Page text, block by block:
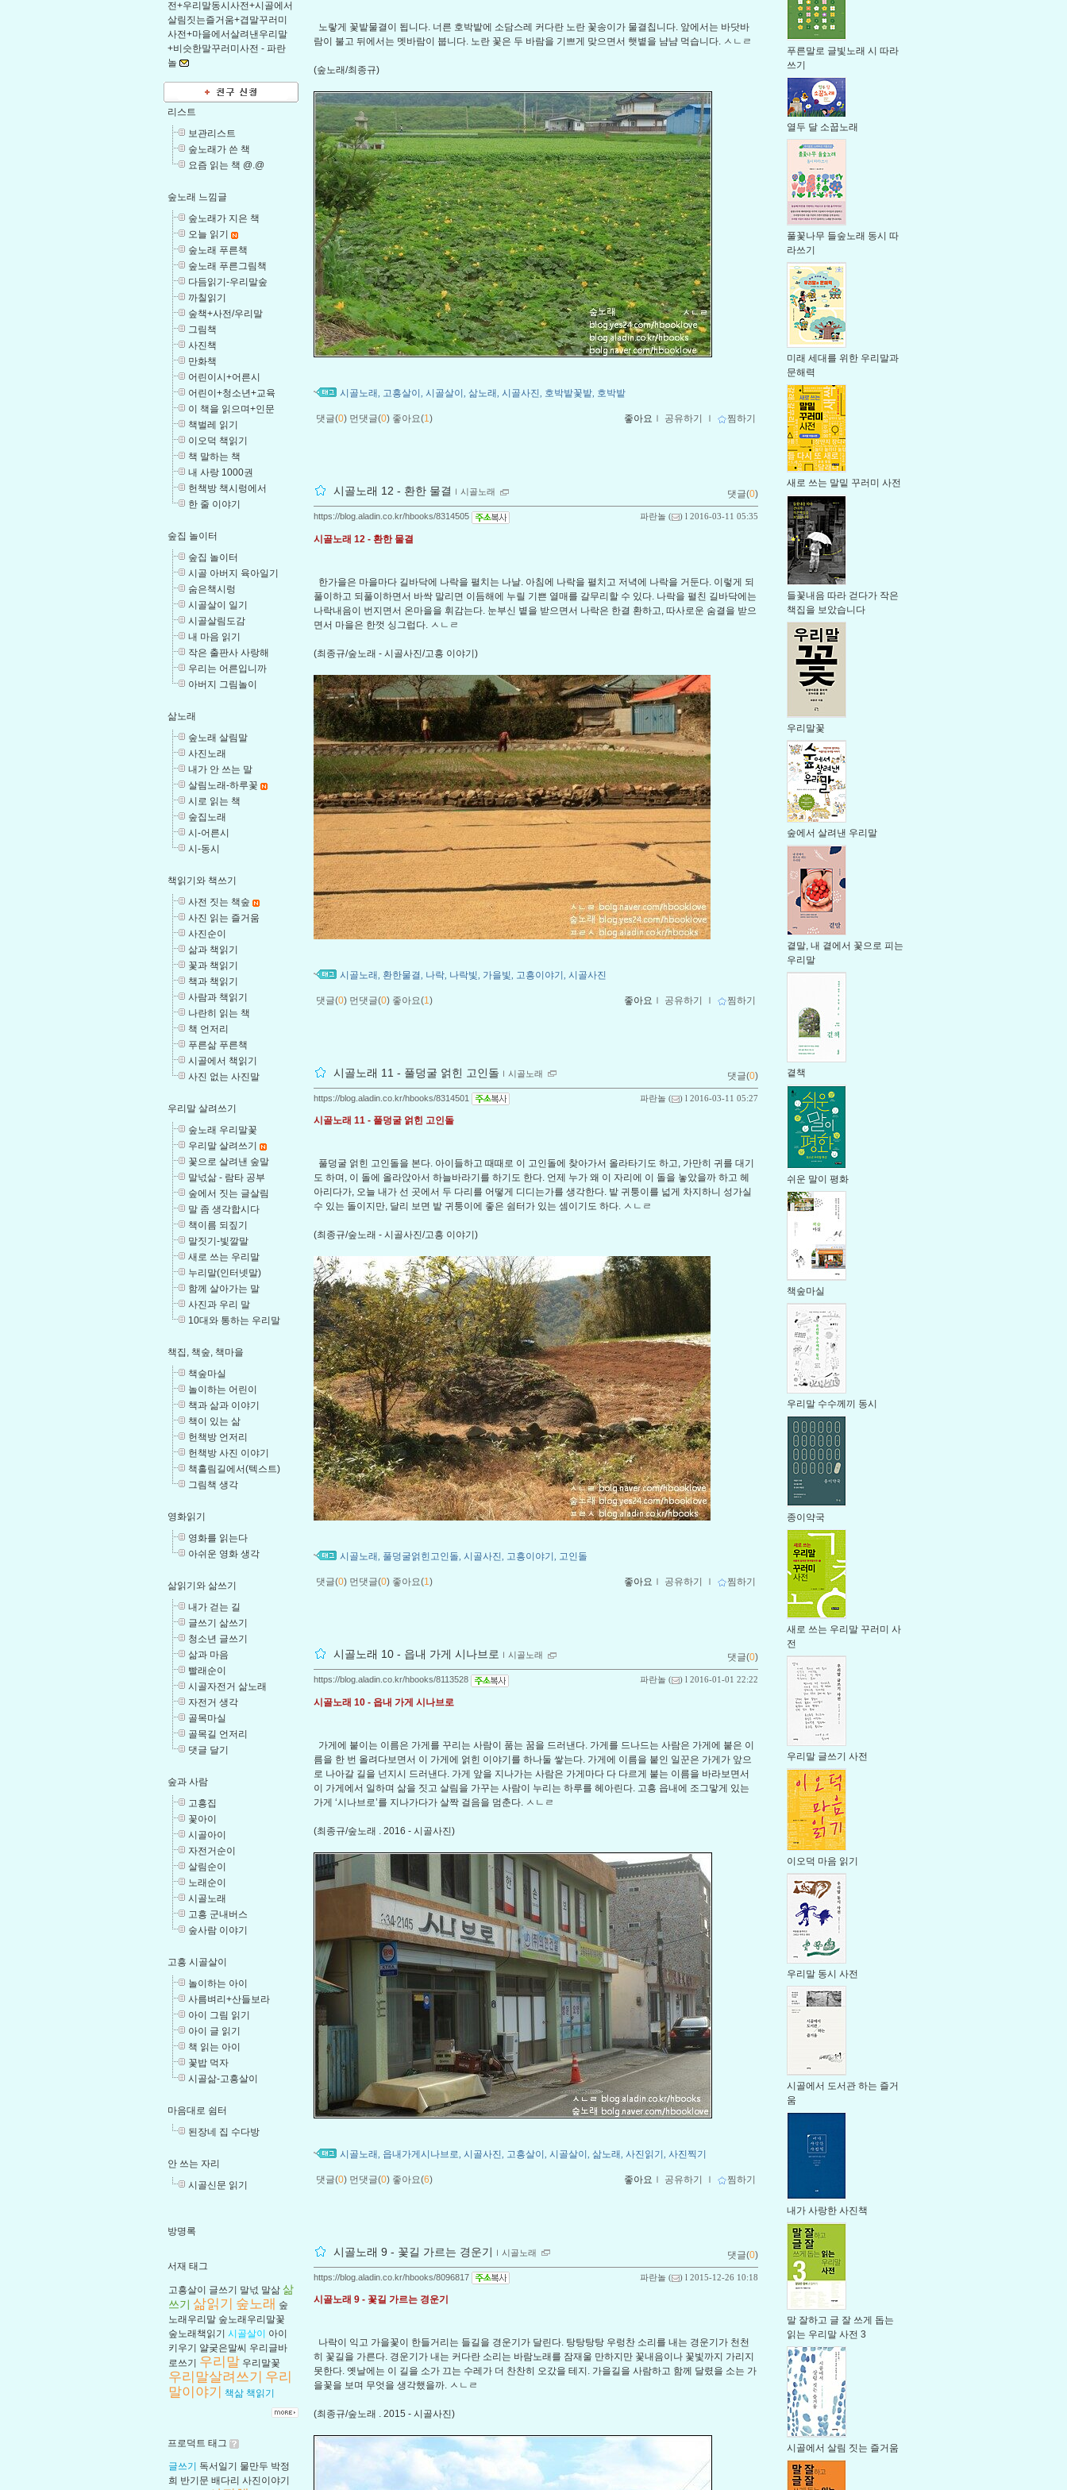
전+우리말동시사전+시골에서
살림짓는즐거움+겹말꾸러미
사전+마을에서살려낸우리말
+비슷한말꾸러미사전 - 파란
놀
리스트
보관리스트
숲노래가 쓴 책
요즘 읽는 책 @.@
숲노래 느낌글
숲노래가 지은 책
오늘 읽기
숲노래 푸른책
숲노래 푸른그림책
다듬읽기-우리말숲
까칠읽기
숲책+사전/우리말
그림책
사진책
만화책
어린이시+어른시
어린이+청소년+교육
이 책을 읽으며+인문
책벌레 읽기
이오덕 책읽기
책 말하는 책
내 사랑 1000권
헌책방 책시렁에서
한 줄 이야기
숲집 놀이터
숲집 놀이터
시골 아버지 육아일기
숨은책시렁
시골살이 일기
시골살림도감
내 마음 읽기
작은 출판사 사랑해
우리는 어른입니까
아버지 그림놀이
삶노래
숲노래 살림말
사진노래
내가 안 쓰는 말
살림노래-하루꽃
시로 읽는 책
숲집노래
시-어른시
시-동시
책읽기와 책쓰기
사전 짓는 책숲
사진 읽는 즐거움
사진순이
삶과 책읽기
꽃과 책읽기
책과 책읽기
사람과 책읽기
나란히 읽는 책
책 언저리
푸른삶 푸른책
시골에서 책읽기
사진 없는 사진말
우리말 살려쓰기
숲노래 우리말꽃
우리말 살려쓰기
꽃으로 살려낸 숲말
말넋삶 - 람타 공부
숲에서 짓는 글살림
말 좀 생각합시다
책이름 되짚기
말짓기-빛깔말
새로 쓰는 우리말
누리말(인터넷말)
함께 살아가는 말
사진과 우리 말
10대와 통하는 우리말
책집, 책숲, 책마을
책숲마실
놀이하는 어린이
책과 삶과 이야기
책이 있는 삶
헌책방 언저리
헌책방 사진 이야기
책홀림길에서(텍스트)
그림책 생각
영화읽기
영화를 읽는다
아쉬운 영화 생각
삶읽기와 삶쓰기
내가 걷는 길
글쓰기 삶쓰기
청소년 글쓰기
삶과 마음
빨래순이
시골자전거 삶노래
자전거 생각
골목마실
골목길 언저리
댓글 달기
숲과 사람
고흥집
꽃아이
시골아이
자전거순이
살림순이
노래순이
시골노래
고흥 군내버스
숲사람 이야기
고흥 시골살이
놀이하는 아이
사름벼리+산들보라
아이 그림 읽기
아이 글 읽기
책 읽는 아이
꽃밥 먹자
시골삶-고흥살이
마음대로 쉼터
된장네 집 수다방
안 쓰는 자리
시골신문 읽기
방명록
서재 태그
고흥살이 글쓰기 말넋 말삶 삶
쓰기 삶읽기 숲노래 숲
노래우리말 숲노래우리말꽃
숲노래책읽기 시골살이
아이
키우기
얄궂은말씨 우리글바
로쓰기
우리말 우리말꽃
우리말살려쓰기
우리
말이야기
책삶 책읽기
프로덕트 태그
글쓰기 독서일기 물만두 박정
희 반기문 배다리 사진이야기
노랗게 꽃밭물결이 됩니다. 너른 호박밭에 소담스레 커다란 노란 꽃송이가 물결칩니다. 앞에서는 바닷바
람이 불고 뒤에서는 멧바람이 붑니다. 노란 꽃은 두 바람을 기쁘게 맞으면서 햇볕을 냠냠 먹습니다. ㅅㄴㄹ
(숲노래/최종규)
시골노래, 고흥살이 , 시골살이 , 삶노래, 시골사진, 호박밭꽃밭, 호박밭
댓글(0) 먼댓글(0) 좋아요(1) 좋아요 ｌ 공유하기 ｌ 찜하기
시골노래 12 - 환한 물결 ｌ 시골노래 댓글(0)
파란놀 ( ) l 2016-03-11 05:35
https://blog.aladin.co.kr/hbooks/8314505
시골노래 12 - 환한 물결
한가을은 마을마다 길바닥에 나락을 펼치는 나날. 아침에 나락을 펼치고 저녁에 나락을 거둔다. 이렇게 되
풀이하고 되풀이하면서 바싹 말리면 이듬해에 누릴 기쁜 열매를 갈무리할 수 있다. 나락을 펼친 길바닥에는
나락내음이 번지면서 온마을을 휘감는다. 눈부신 볕을 받으면서 나락은 한결 환하고, 따사로운 숨결을 받으
면서 마을은 한껏 싱그럽다. ㅅㄴㄹ
(최종규/숲노래 - 시골사진/고흥 이야기)
시골노래 환한물결 나락 나락빛 가을빛 고흥이야기 시골사진
댓글(0) 먼댓글(0) 좋아요(1) 좋아요 ｌ 공유하기 ｌ 찜하기
시골노래 11 - 풀덩굴 얽힌 고인돌 ｌ 시골노래 댓글(0)
파란놀 ( ) l 2016-03-11 05:27
https://blog.aladin.co.kr/hbooks/8314501
시골노래 11 - 풀덩굴 얽힌 고인돌
풀덩굴 얽힌 고인돌을 본다. 아이들하고 때때로 이 고인돌에 찾아가서 올라타기도 하고, 가만히 귀를 대기
도 하며, 이 돌에 올라앉아서 하늘바라기를 하기도 한다. 언제 누가 왜 이 자리에 이 돌을 놓았을까 하고 헤
아리다가, 오늘 내가 선 곳에서 두 다리를 어떻게 디디는가를 생각한다. 밭 귀퉁이를 넓게 차지하니 성가실
수 있는 돌이지만, 달리 보면 밭 귀퉁이에 좋은 쉼터가 있는 셈이기도 하다. ㅅㄴㄹ
(최종규/숲노래 - 시골사진/고흥 이야기)
시골노래, 풀덩굴얽힌고인돌, 시골사진, 고흥이야기 , 고인돌
댓글(0) 먼댓글(0) 좋아요(1) 좋아요 ｌ 공유하기 ｌ 찜하기
시골노래 10 - 읍내 가게 시나브로 ｌ 시골노래 댓글(0)
파란놀 ( ) l 2016-01-01 22:22
https://blog.aladin.co.kr/hbooks/8113528
시골노래 10 - 읍내 가게 시나브로
가게에 붙이는 이름은 가게를 꾸리는 사람이 품는 꿈을 드러낸다. 가게를 드나드는 사람은 가게에 붙은 이
름을 한 번 올려다보면서 이 가게에 얽힌 이야기를 하나둘 쌓는다. 가게에 이름을 붙인 일꾼은 가게가 앞으
로 나아갈 길을 넌지시 드러낸다. 가게 앞을 지나가는 사람은 가게마다 다 다르게 붙는 이름을 바라보면서
이 가게에서 일하며 삶을 짓고 살림을 가꾸는 사람이 누리는 하루를 헤아린다. 고흥 읍내에 조그맣게 있는
가게 ‘시나브로’를 지나가다가 살짝 걸음을 멈춘다. ㅅㄴㄹ
(최종규/숲노래 . 2016 - 시골사진)
시골노래 읍내가게시나브로 시골사진 고흥살이 시골살이 삶노래 사진읽기 사진찍기
댓글(0) 먼댓글(0) 좋아요(6) 좋아요 ｌ 공유하기 ｌ 찜하기
시골노래 9 - 꽃길 가르는 경운기 ｌ 시골노래 댓글(0)
파란놀 ( ) l 2015-12-26 10:18
https://blog.aladin.co.kr/hbooks/8096817
시골노래 9 - 꽃길 가르는 경운기
나락이 익고 가을꽃이 한들거리는 들길을 경운기가 달린다. 탕탕탕탕 우렁찬 소리를 내는 경운기가 천천
히 꽃길을 가른다. 경운기가 내는 커다란 소리는 바람노래를 잠재울 만하지만 꽃내음이나 꽃빛까지 가리지
못한다. 옛날에는 이 길을 소가 끄는 수레가 더 찬찬히 오갔을 테지. 가을길을 사람하고 함께 달렸을 소는 가
을꽃을 보며 무엇을 생각했을까. ㅅㄴㄹ
(최종규/숲노래 . 2015 - 시골사진)
푸른말로 글빛노래 시 따라
쓰기
열두 달 소꿉노래
풀꽃나무 들숲노래 동시 따
라쓰기
미래 세대를 위한 우리말과
문해력
새로 쓰는 말밑 꾸러미 사전
들꽃내음 따라 걷다가 작은
책집을 보았습니다
우리말꽃
숲에서 살려낸 우리말
곁말, 내 곁에서 꽃으로 피는
우리말
곁책
쉬운 말이 평화
책숲마실
우리말 수수께끼 동시
종이약국
새로 쓰는 우리말 꾸러미 사
전
우리말 글쓰기 사전
이오덕 마음 읽기
우리말 동시 사전
시골에서 도서관 하는 즐거
움
내가 사랑한 사진책
말 잘하고 글 잘 쓰게 돕는
읽는 우리말 사전 3
시골에서 살림 짓는 즐거움